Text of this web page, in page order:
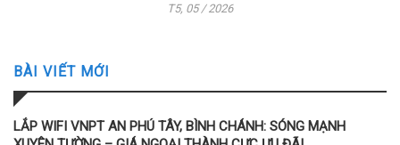
T5, 05 / 2026
BÀI VIẾT MỚI
LẮP WIFI VNPT AN PHÚ TÂY, BÌNH CHÁNH: SÓNG MẠNH